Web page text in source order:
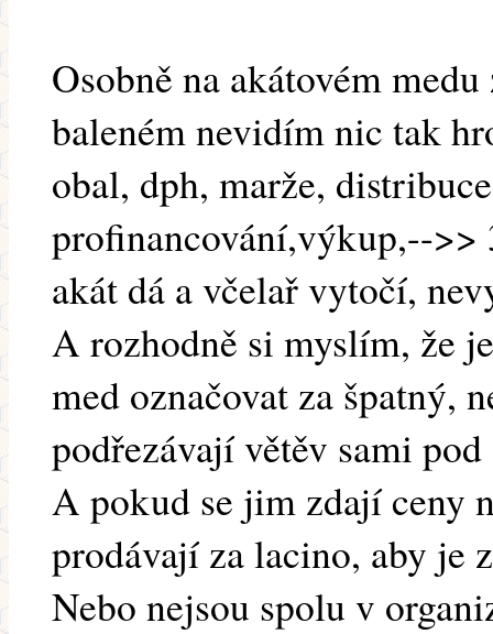
Osobně na akátovém
baleném nevidím nic tak
obal, dph, marže,
profinancování,výkup,-->>
akát dá a včelař vytočí,
A rozhodně si myslím, že
med označovat za špatný,
podřezávají větěv sami pod
A pokud se jim zdají ceny
prodávají za lacino, aby je
Nebo nejsou spolu v